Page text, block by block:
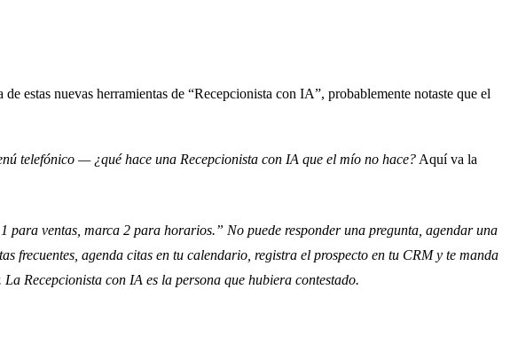
estas nuevas herramientas de “Recepcionista con IA”, probablemente notaste que el
telefónico — ¿qué hace una Recepcionista con IA que el mío no hace? Aquí va la
ventas, marca 2 para horarios.” No puede responder una pregunta, agendar una
frecuentes, agenda citas en tu calendario, registra el prospecto en tu CRM y te manda
Recepcionista con IA es la persona que hubiera contestado.